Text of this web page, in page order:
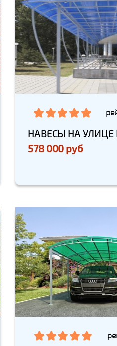
НАВЕСЫ НА УЛИЦЕ
578 000 руб